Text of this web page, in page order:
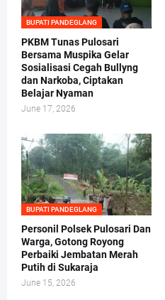
BUPATI PANDEGLANG
PKBM Tunas Pulosari
Bersama Muspika Gelar
Sosialisasi Cegah Bullyng
dan Narkoba, Ciptakan
Belajar Nyaman
June 17, 2026
BUPATI PANDEGLANG
Personil Polsek Pulosari Dan
Warga, Gotong Royong
Perbaiki Jembatan Merah
Putih di Sukaraja
June 15, 2026